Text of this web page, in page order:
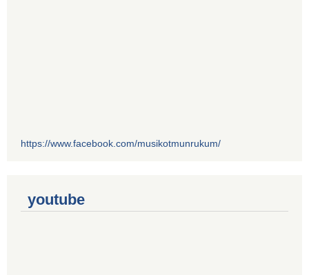
https://www.facebook.com/musikotmunrukum/
youtube